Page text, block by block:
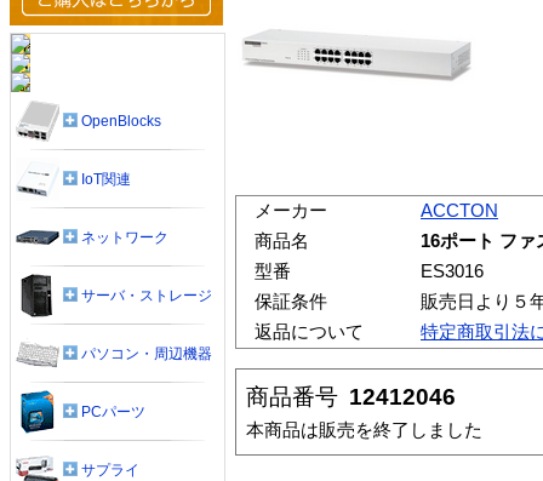
メーカー
ACCTON
商品名
16ポート ファ
型番
ES3016
保証条件
販売日より５
返品について
特定商取引法
商品番号 12412046
本商品は販売を終了しました
OpenBlocks
IoT関連
ネットワーク
サーバ・ストレージ
パソコン・周辺機器
PCパーツ
サプライ